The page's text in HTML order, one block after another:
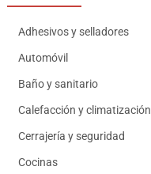
Adhesivos y selladores
Automóvil
Baño y sanitario
Calefacción y climatización
Cerrajería y seguridad
Cocinas